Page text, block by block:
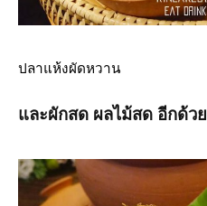
ปลาแห้งผัดหวาน
และผักสด ผลไม้สด อีกด้วย